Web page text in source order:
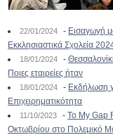
22/01/2024 - Εισαγωγή
Εκκλησιαστικά Σχολεία
18/01/2024 -
Ποιες εταιρείες ήταν
18/01/2024 - Εκδήλωση
Επιχειρηματικότητα
11/10/2023 -To My Gap
Οκτωβρίου στο Πολεμικό